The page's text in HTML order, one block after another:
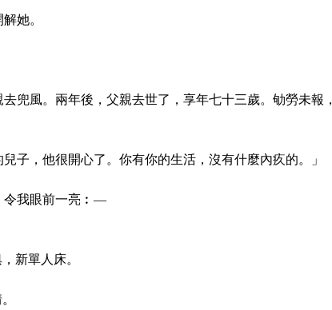
她。
兜風。兩年後，父親去世了，享年七十三歲。劬勞未報，
子，他很開心了。你有你的生活，沒有什麼內疚的。」
令我眼前一亮︰—
新單人床。